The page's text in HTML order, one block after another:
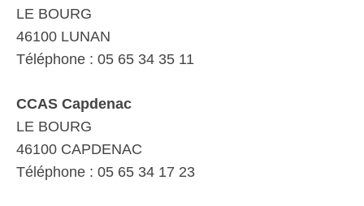
LE BOURG
46100 LUNAN
Téléphone : 05 65 34 35 11
CCAS Capdenac
LE BOURG
46100 CAPDENAC
Téléphone : 05 65 34 17 23